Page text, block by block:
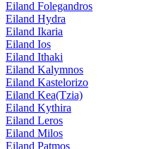
Eiland Folegandros
Eiland Hydra
Eiland Ikaria
Eiland Ios
Eiland Ithaki
Eiland Kalymnos
Eiland Kastelorizo
Eiland Kea(Tzia)
Eiland Kythira
Eiland Leros
Eiland Milos
Eiland Patmos